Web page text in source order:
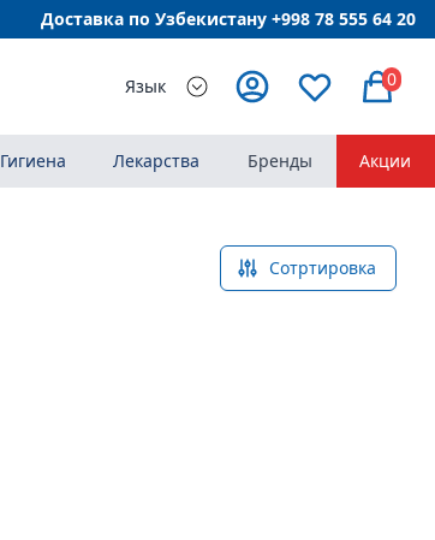
Доставка по Узбекистану +998 78 555 64 20
Язык 0
Гигиена Лекарства Бренды Акции
Сотртировка